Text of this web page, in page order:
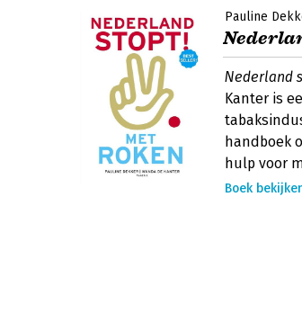
Pauline
Nederland
Kanter is
handboek
hulp voor
Boek